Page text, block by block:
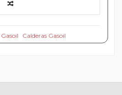
Gasoil Calderas Gasoil